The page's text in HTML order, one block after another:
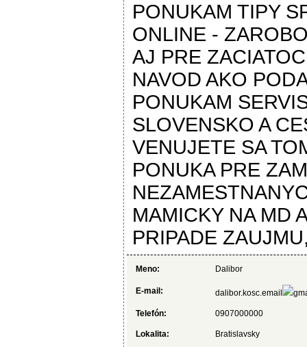
PONUKAM TIPY
ONLINE -
AJ PRE
NAVOD AKO
PONUKAM
SLOVENSKO A
VENUJETE SA
PONUKA PRE
MAMICKY NA MD
PRIPADE
Meno: Dalibor
E-mail: dalibor.kosc.email
Telefón: 0907000000
Lokalita: Bratislavsky